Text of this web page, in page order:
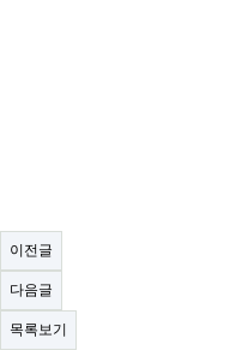
이전글
다음글
목록보기